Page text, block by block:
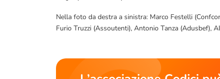
Nella foto da destra a sinistra: Marco Festelli
Furio Truzzi (Assoutenti), Antonio Tanza (Adusbef),